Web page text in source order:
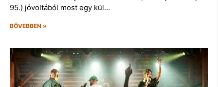
95.) jóvoltából most egy kül…
BŐVEBBEN »